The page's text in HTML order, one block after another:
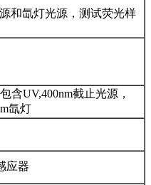
和氙灯光源，测试荧光样
含UV,400nm截止光源，
氙灯
应器